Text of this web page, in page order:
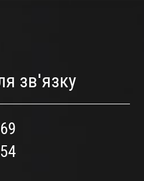
зв'язку